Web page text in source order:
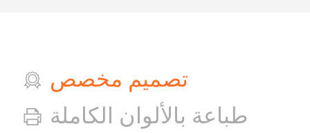
تصميم مخصص
طباعة بالألوان الكاملة